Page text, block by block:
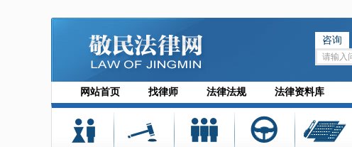
咨询
网站首页 找律师 法律法规 法律资料库